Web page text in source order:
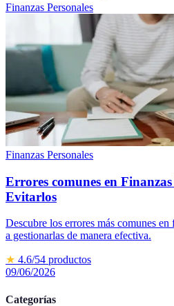
Finanzas Personales
Finanzas Personales
Errores comunes en
Evitarlos
Descubre los errores más comunes
a gestionarlas de manera efectiva.
★ 4.6/54 productos
09/06/2026
Categorías